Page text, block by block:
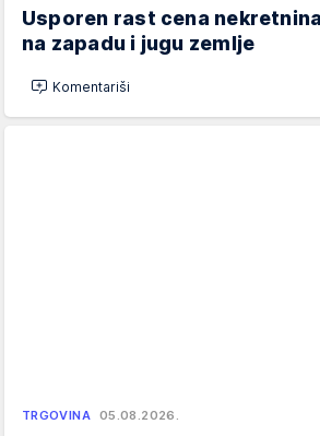
Usporen rast cena
na zapadu i jugu zemlje
Komentariši
TRGOVINA 05.08.2026.